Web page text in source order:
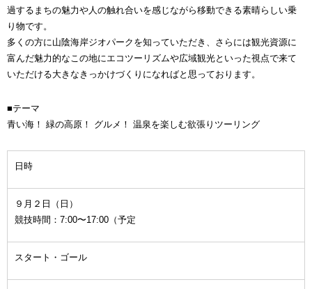
過するまちの魅力や人の触れ合いを感じながら移動できる素晴らしい乗
り物です。
多くの方に山陰海岸ジオパークを知っていただき、さらには観光資源に
富んだ魅力的なこの地にエコツーリズムや広域観光といった視点で来て
いただける大きなきっかけづくりになればと思っております。
■テーマ
青い海！ 緑の高原！ グルメ！ 温泉を楽しむ欲張りツーリング
日時
９月２日（日）
競技時間：7:00〜17:00（予定
スタート・ゴール